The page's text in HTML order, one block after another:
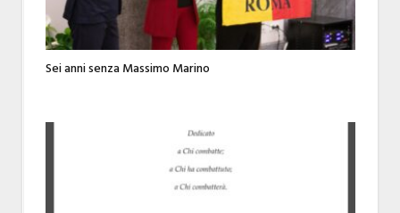
Sei anni senza Massimo Marino